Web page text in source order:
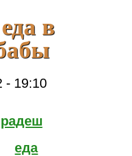
в
- 19:10
еда